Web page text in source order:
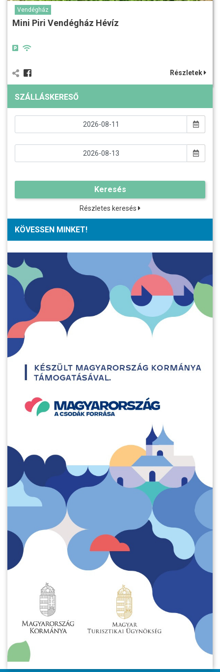
Vendégház
Mini Piri Vendégház Hévíz
Részletek
SZÁLLÁSKERESŐ
Keresés
Részletes keresés
KÖVESSEN MINKET!